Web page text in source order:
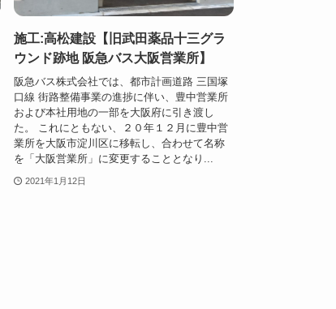
施工:高松建設【旧武田薬品十三グラ
ウンド跡地 阪急バス大阪営業所】
阪急バス株式会社では、都市計画道路 三国塚
口線 街路整備事業の進捗に伴い、豊中営業所
および本社用地の一部を大阪府に引き渡し
た。 これにともない、２０年１２月に豊中営
業所を大阪市淀川区に移転し、合わせて名称
を「大阪営業所」に変更することとなり...
2021年1月12日